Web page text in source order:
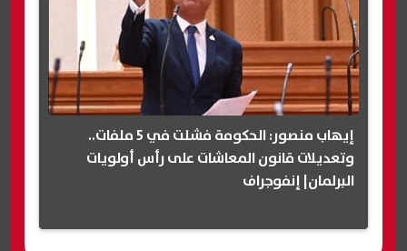
إيهاب منصور: الحكومة فشلت في 5 ملفات..
وتعديلات قانون المعاشات على رأس أولويات
البرلمان| إنفوجراف